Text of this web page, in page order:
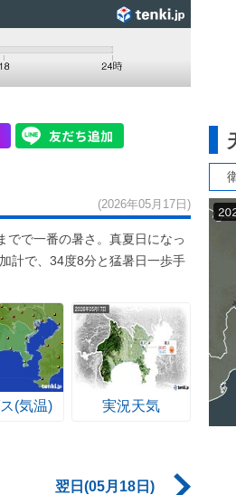
(2026年05月17日)
でで一番の暑さ。真夏日になっ
計で、34度8分と猛暑日一歩手
(気温) 実況天気
翌日(05月18日)